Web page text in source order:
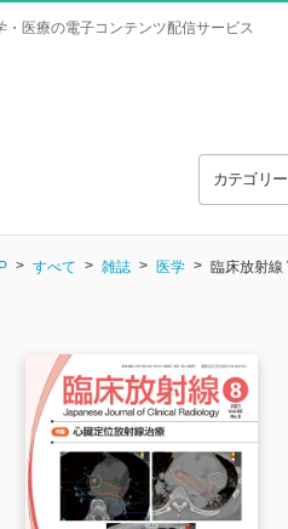
・医療の電子コンテンツ配信サービス
カテゴリ
すべて 雑誌 医学 臨床放射線